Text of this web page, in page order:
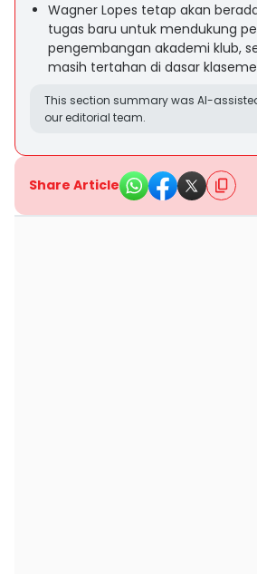
Wagner Lopes tetap akan
tugas baru untuk mendukung
pengembangan akademi klub,
masih tertahan di dasar
This section summary was AI-
our editorial team.
Share Article